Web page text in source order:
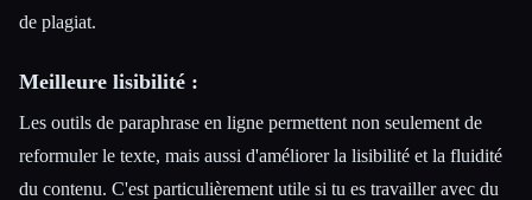
de plagiat.
Meilleure lisibilité :
Les outils de paraphrase en ligne permettent non seulement de
reformuler le texte, mais aussi d'améliorer la lisibilité et la fluidité
du contenu. C'est particulièrement utile si tu es travailler avec du